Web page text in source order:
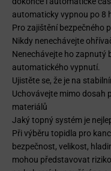
automaticky vypnou po 8
Pro zajištění bezpečného
Nikdy nenechávejte
Nenechávejte ho zapnutý
automatického vypnutí.
Ujistěte se, že je na
Uchovávejte mimo dosah
materiálů
Jaký topný systém je
Při výběru topidla pro
bezpečnost, velikost,
mohou představovat